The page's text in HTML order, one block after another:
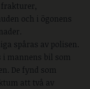
och i ögonens
spåras av polisen.
i mannens bil som
De fynd som
att två av